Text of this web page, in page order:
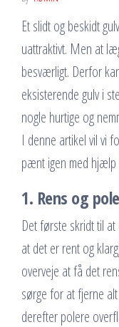
Et slidt og beskidt
uattraktivt. Men at
besværligt. Derfor
eksisterende gulv i
nogle hurtige og
I denne artikel vil vi
pænt igen med
1. Rens og
Det første skridt til
at det er rent og
overveje at få det
sørge for at fjerne
derefter polere